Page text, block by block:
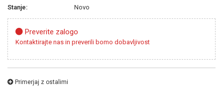
Stanje:
Novo
Preverite zalogo
Kontaktirajte nas in preverili bomo dobavljivost
Primerjaj z ostalimi